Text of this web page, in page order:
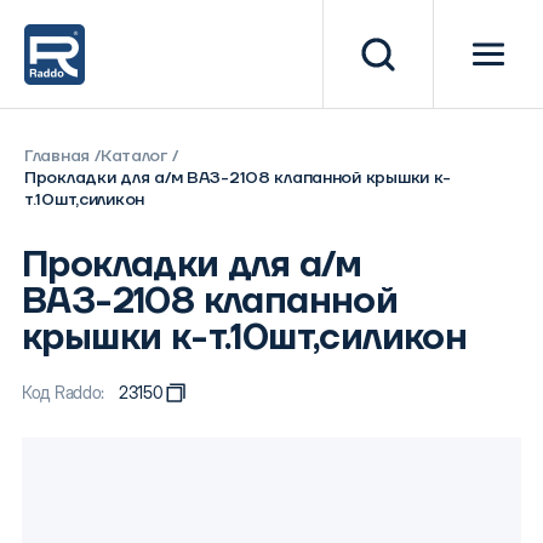
Главная Каталог
Прокладки для а/м ВАЗ-2108 клапанной крышки к-
т.10шт,силикон
Прокладки для а/м
ВАЗ-2108 клапанной
крышки к-т.10шт,силикон
Код Raddo: 23150